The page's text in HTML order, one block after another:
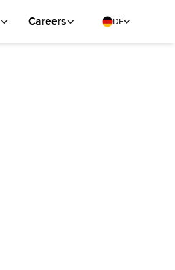
Careers DE